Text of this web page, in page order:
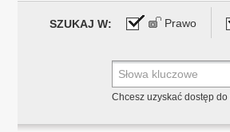
SZUKAJ W: Prawo
Chcesz uzyskać dostęp